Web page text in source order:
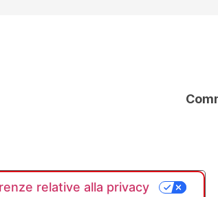
relative alla privacy